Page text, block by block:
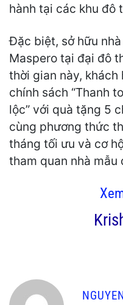
hành tại các khu đô
Đặc biệt, sở hữu
Maspero tại đại đô
thời gian này,
chính sách “Thanh
lộc” với quà tặng 5
cùng phương thức
tháng tối ưu và cơ
tham quan nhà mẫu